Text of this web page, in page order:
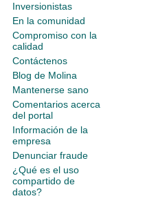
Inversionistas
En la comunidad
Compromiso con la
calidad
Contáctenos
Blog de Molina
Mantenerse sano
Comentarios acerca
del portal
Información de la
empresa
Denunciar fraude
¿Qué es el uso
compartido de
datos?